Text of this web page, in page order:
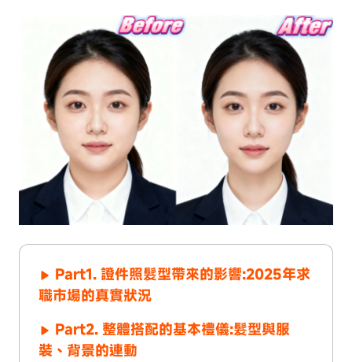
Part1. 證件照髮型帶來的影響:2025年求
職市場的真實狀況
Part2. 整體搭配的基本禮儀:髮型與服
裝、背景的連動